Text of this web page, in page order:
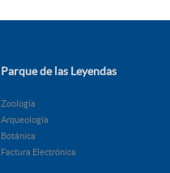
Parque de las Leyendas
Zoología
Arqueología
Botánica
Factura Electrónica